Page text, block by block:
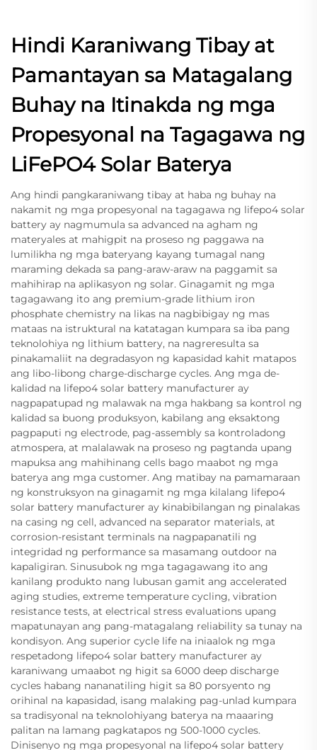
Hindi Karaniwang Tibay at
Pamantayan sa Matagalang
Buhay na Itinakda ng mga
Propesyonal na Tagagawa ng
LiFePO4 Solar Baterya
Ang hindi pangkaraniwang tibay at haba ng buhay na
nakamit ng mga propesyonal na tagagawa ng lifepo4 solar
battery ay nagmumula sa advanced na agham ng
materyales at mahigpit na proseso ng paggawa na
lumilikha ng mga bateryang kayang tumagal nang
maraming dekada sa pang-araw-araw na paggamit sa
mahihirap na aplikasyon ng solar. Ginagamit ng mga
tagagawang ito ang premium-grade lithium iron
phosphate chemistry na likas na nagbibigay ng mas
mataas na istruktural na katatagan kumpara sa iba pang
teknolohiya ng lithium battery, na nagreresulta sa
pinakamaliit na degradasyon ng kapasidad kahit matapos
ang libo-libong charge-discharge cycles. Ang mga de-
kalidad na lifepo4 solar battery manufacturer ay
nagpapatupad ng malawak na mga hakbang sa kontrol ng
kalidad sa buong produksyon, kabilang ang eksaktong
pagpaputi ng electrode, pag-assembly sa kontroladong
atmospera, at malalawak na proseso ng pagtanda upang
mapuksa ang mahihinang cells bago maabot ng mga
baterya ang mga customer. Ang matibay na pamamaraan
ng konstruksyon na ginagamit ng mga kilalang lifepo4
solar battery manufacturer ay kinabibilangan ng pinalakas
na casing ng cell, advanced na separator materials, at
corrosion-resistant terminals na nagpapanatili ng
integridad ng performance sa masamang outdoor na
kapaligiran. Sinusubok ng mga tagagawang ito ang
kanilang produkto nang lubusan gamit ang accelerated
aging studies, extreme temperature cycling, vibration
resistance tests, at electrical stress evaluations upang
mapatunayan ang pang-matagalang reliability sa tunay na
kondisyon. Ang superior cycle life na iniaalok ng mga
respetadong lifepo4 solar battery manufacturer ay
karaniwang umaabot ng higit sa 6000 deep discharge
cycles habang nananatiling higit sa 80 porsyento ng
orihinal na kapasidad, isang malaking pag-unlad kumpara
sa tradisyonal na teknolohiyang baterya na maaaring
palitan na lamang pagkatapos ng 500-1000 cycles.
Dinisenyo ng mga propesyonal na lifepo4 solar battery